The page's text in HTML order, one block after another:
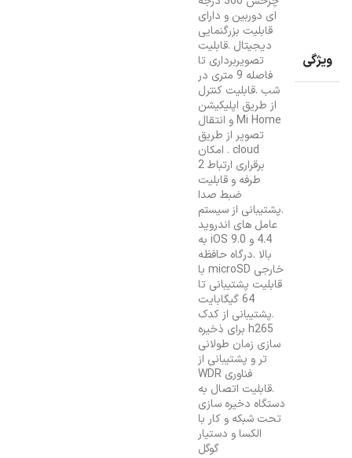
ویژگی
ای دوربین و دارای
قابلیت بزرگنمایی
دیجیتال .قابلیت
تصویربرداری تا
فاصله 9 متری در
شب .قابلیت کنترل
از طریق اپلیکیشن
Mi Home و انتقال
تصویر از طریق
cloud . امکان
برقراری ارتباط 2
طرفه و قابلیت
ضبط صدا
.پشتیبانی از سیستم
عامل های اندروید
4.4 و iOS 9.0 به
بالا .درگاه حافظه
خارجی microSD با
قابلیت پشتیبانی تا
64 گیگابایت
.پشتیبانی از کدک
h265 برای ذخیره
سازی زمان طولانی
تر و پشتیبانی از
فناوری WDR
.قابلیت اتصال به
دستگاه دخیره سازی
تحت شبکه و کار با
الکسا و دستیار
گوگل